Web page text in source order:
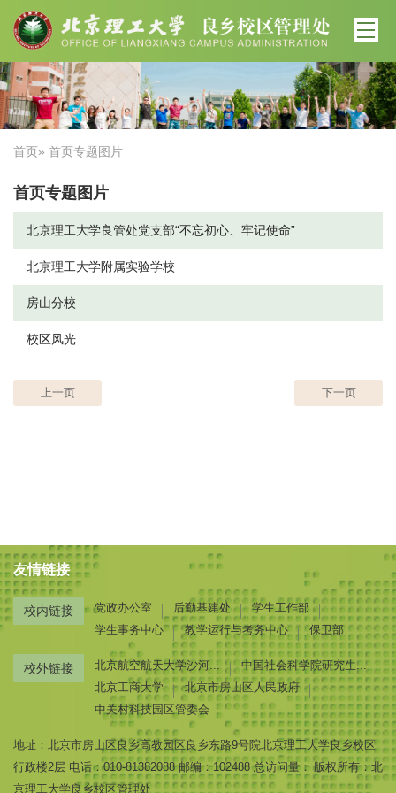
首页» 首页专题图片
首页专题图片
北京理工大学良管处党支部“不忘初心、牢记使命”
北京理工大学附属实验学校
房山分校
校区风光
上一页 下一页
友情链接
校内链接 党政办公室 后勤基建处
学生工作部
学生事务中心
教学运行与考务中心 保卫部
校外链接 北京航空航天大学沙河...
中国社会科学院研究生...
北京工商大学
北京市房山区人民政府
中关村科技园区管委会
地址：北京市房山区良乡高教园区良乡东路9号院北京理工大学良乡校区
行政楼2层 电话：010-81382088邮编：102488 总访问量： 版权所有：北
京理工大学良乡校区管理处